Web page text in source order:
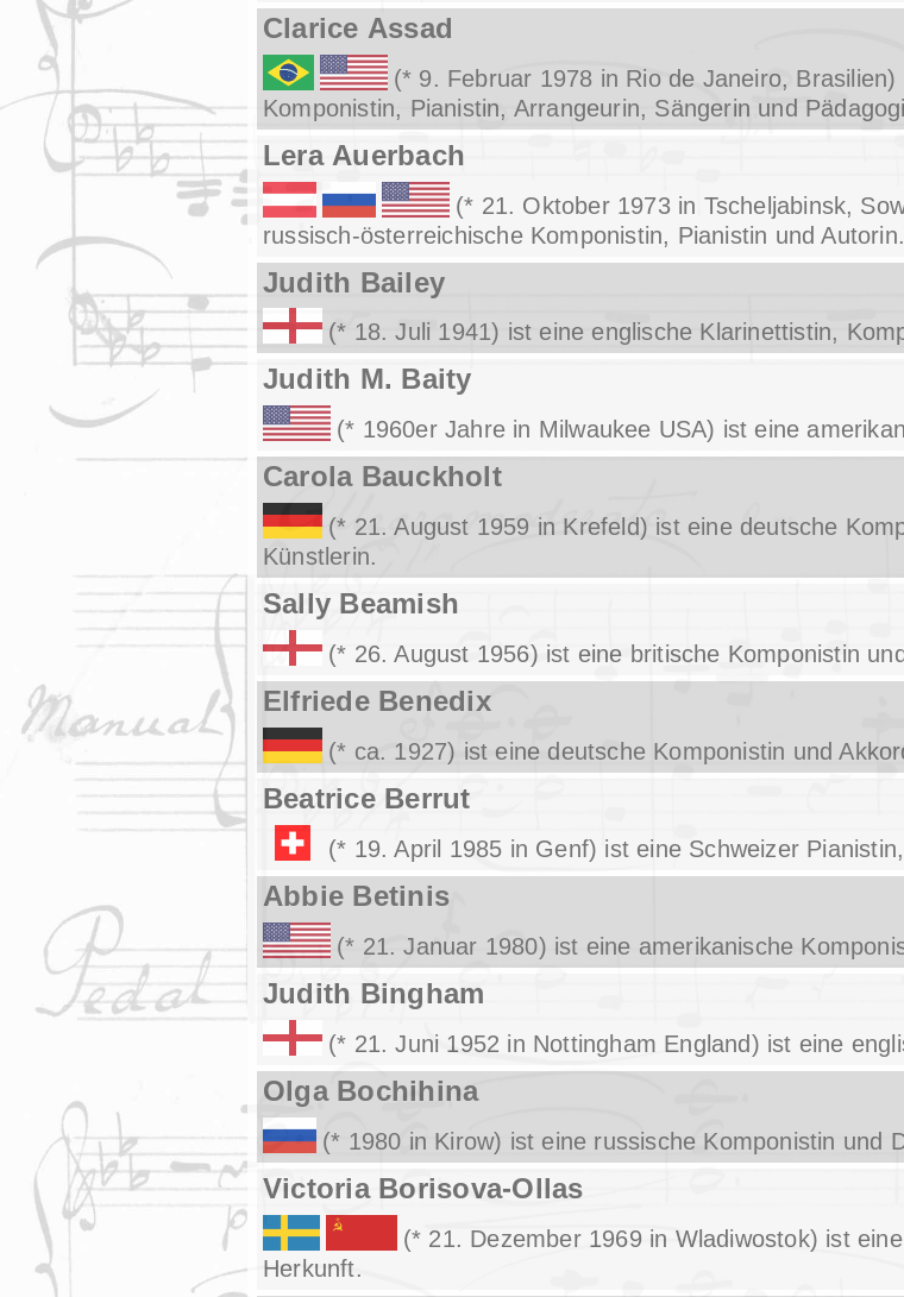
Clarice Assad
(* 9. Februar 1978 in Rio de Janeiro,
Komponistin, Pianistin, Arrangeurin, Sängerin und
Lera Auerbach
(* 21. Oktober 1973 in Tscheljabinsk,
russisch-österreichische Komponistin, Pianistin und Autorin.
Judith Bailey
(* 18. Juli 1941) ist eine englische Klarinettistin,
Judith M. Baity
(* 1960er Jahre in Milwaukee USA) ist eine
Carola Bauckholt
(* 21. August 1959 in Krefeld) ist eine deutsche
Künstlerin.
Sally Beamish
(* 26. August 1956) ist eine britische Komponistin
Elfriede Benedix
(* ca. 1927) ist eine deutsche Komponistin und
Beatrice Berrut
(* 19. April 1985 in Genf) ist eine Schweizer
Abbie Betinis
(* 21. Januar 1980) ist eine amerikanische
Judith Bingham
(* 21. Juni 1952 in Nottingham England) ist eine
Olga Bochihina
(* 1980 in Kirow) ist eine russische Komponistin und
Victoria Borisova-Ollas
(* 21. Dezember 1969 in Wladiwostok) ist
Herkunft.